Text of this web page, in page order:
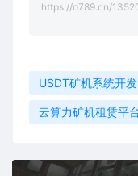
https://o789.cn/
USDT矿机系统开发
云算力矿机租赁平